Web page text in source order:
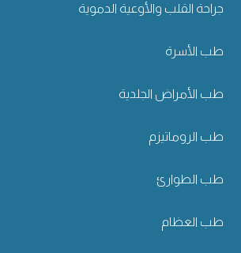
جراحة القلب والأوعية الدموية
طب الأسرة
طب الأمراض الجلدية
طب الروماتيزم
طب الطوارئ
طب العظام